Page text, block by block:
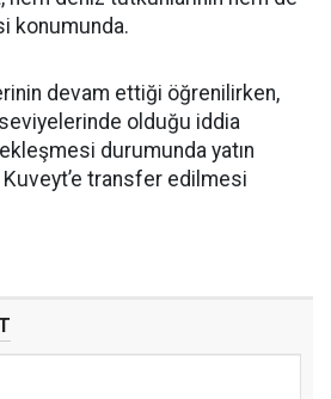
konumunda.
devam ettiği öğrenilirken,
olduğu iddia
durumunda yatın
transfer edilmesi